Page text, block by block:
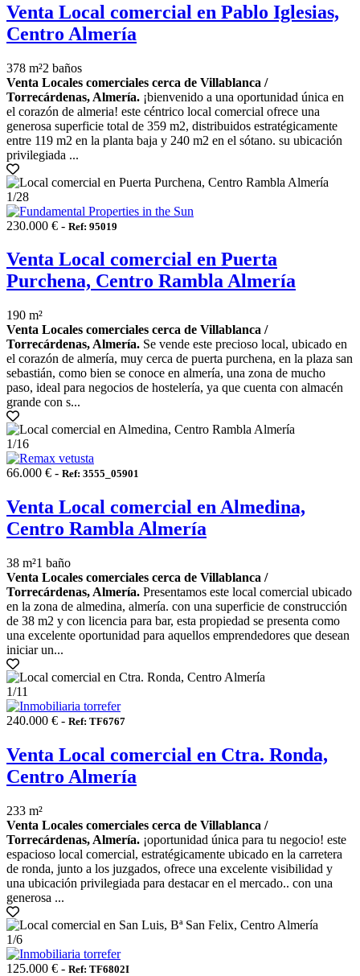
Venta Local comercial en Pablo Iglesias,
Centro Almería
378 m²2 baños
Venta Locales comerciales cerca de Villablanca /
Torrecárdenas, Almería. ¡bienvenido a una oportunidad única en
el corazón de almeria! este céntrico local comercial ofrece una
generosa superficie total de 359 m2, distribuidos estratégicamente
entre 119 m2 en la planta baja y 240 m2 en el sótano. su ubicación
privilegiada ...
1/28
230.000 € - Ref: 95019
Venta Local comercial en Puerta
Purchena, Centro Rambla Almería
190 m²
Venta Locales comerciales cerca de Villablanca /
Torrecárdenas, Almería. Se vende este precioso local, ubicado en
el corazón de almería, muy cerca de puerta purchena, en la plaza san
sebastián, como bien se conoce en almería, una zona de mucho
paso, ideal para negocios de hostelería, ya que cuenta con almacén
grande con s...
1/16
66.000 € - Ref: 3555_05901
Venta Local comercial en Almedina,
Centro Rambla Almería
38 m²1 baño
Venta Locales comerciales cerca de Villablanca /
Torrecárdenas, Almería. Presentamos este local comercial ubicado
en la zona de almedina, almería. con una superficie de construcción
de 38 m2 y con licencia para bar, esta propiedad se presenta como
una excelente oportunidad para aquellos emprendedores que desean
iniciar un...
1/11
240.000 € - Ref: TF6767
Venta Local comercial en Ctra. Ronda,
Centro Almería
233 m²
Venta Locales comerciales cerca de Villablanca /
Torrecárdenas, Almería. ¡oportunidad única para tu negocio! este
espacioso local comercial, estratégicamente ubicado en la carretera
de ronda, junto a los juzgados, ofrece una excelente visibilidad y
una ubicación privilegiada para destacar en el mercado.. con una
generosa ...
1/6
125.000 € - Ref: TF6802I